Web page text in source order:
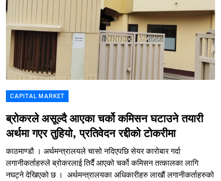
CAPITAL MARKET
ब्रोकरले असूल्दै आएका चर्को कमिसन घटाउने तयारी
अर्थमा गएर तुहियो, प्रतिवेदन रद्दीको टोकरीमा
काठमाण्डौ । अर्थमन्त्रालयले चासो नदिएपछि सेयर कारोबार गर्दा
लगानीकर्ताहरुले ब्रोकरलाई तिर्दै आएको चर्को कमिसन तत्कालका लागि
नघट्ने देखिएको छ । अर्थमन्त्रालयका अधिकारीहरु लाखौं लगानीकर्ताहरुको